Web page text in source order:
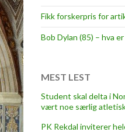
Fikk forskerpris for
Bob Dylan (85) – hva
MEST LEST
Student skal delta i
vært noe særlig
PK Rekdal inviterer